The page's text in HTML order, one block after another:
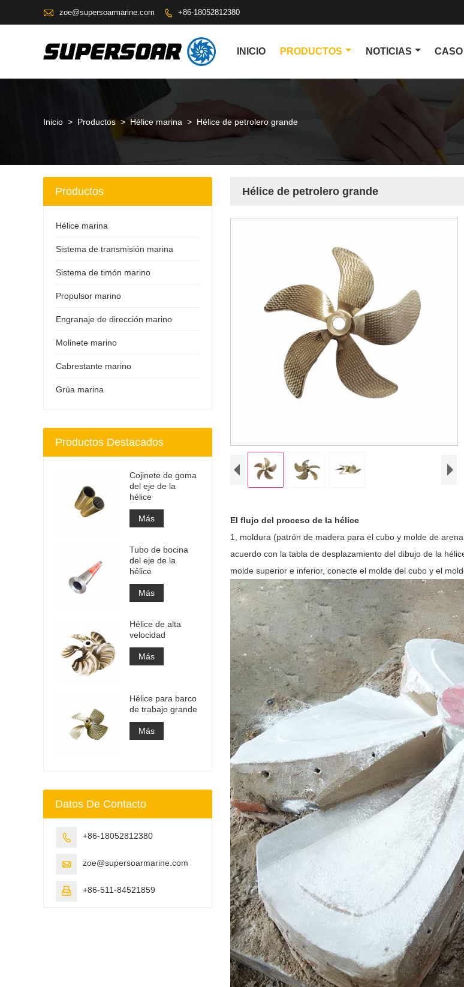
 zoe@supersoarmarine.com  +86-18052812380
INICIO PRODUCTOS NOTICIAS CASO
Inicio > Productos > Hélice marina > Hélice de petrolero grande
Hélice de petrolero grande
El flujo del proceso de la hélice
1, moldura (patrón de madera para el cubo y molde de
acuerdo con la tabla de desplazamiento del dibujo de la
molde superior e inferior, conecte el molde del cubo y el
Productos
Hélice marina
Sistema de transmisión marina
Sistema de timón marino
Propulsor marino
Engranaje de dirección marino
Molinete marino
Cabrestante marino
Grúa marina
Productos Destacados
Cojinete de goma
del eje de la
hélice
Más
Tubo de bocina
del eje de la
hélice
Más
Hélice de alta
velocidad
Más
Hélice para barco
de trabajo grande
Más
Datos De Contacto
 +86-18052812380
 zoe@supersoarmarine.com
 +86-511-84521859